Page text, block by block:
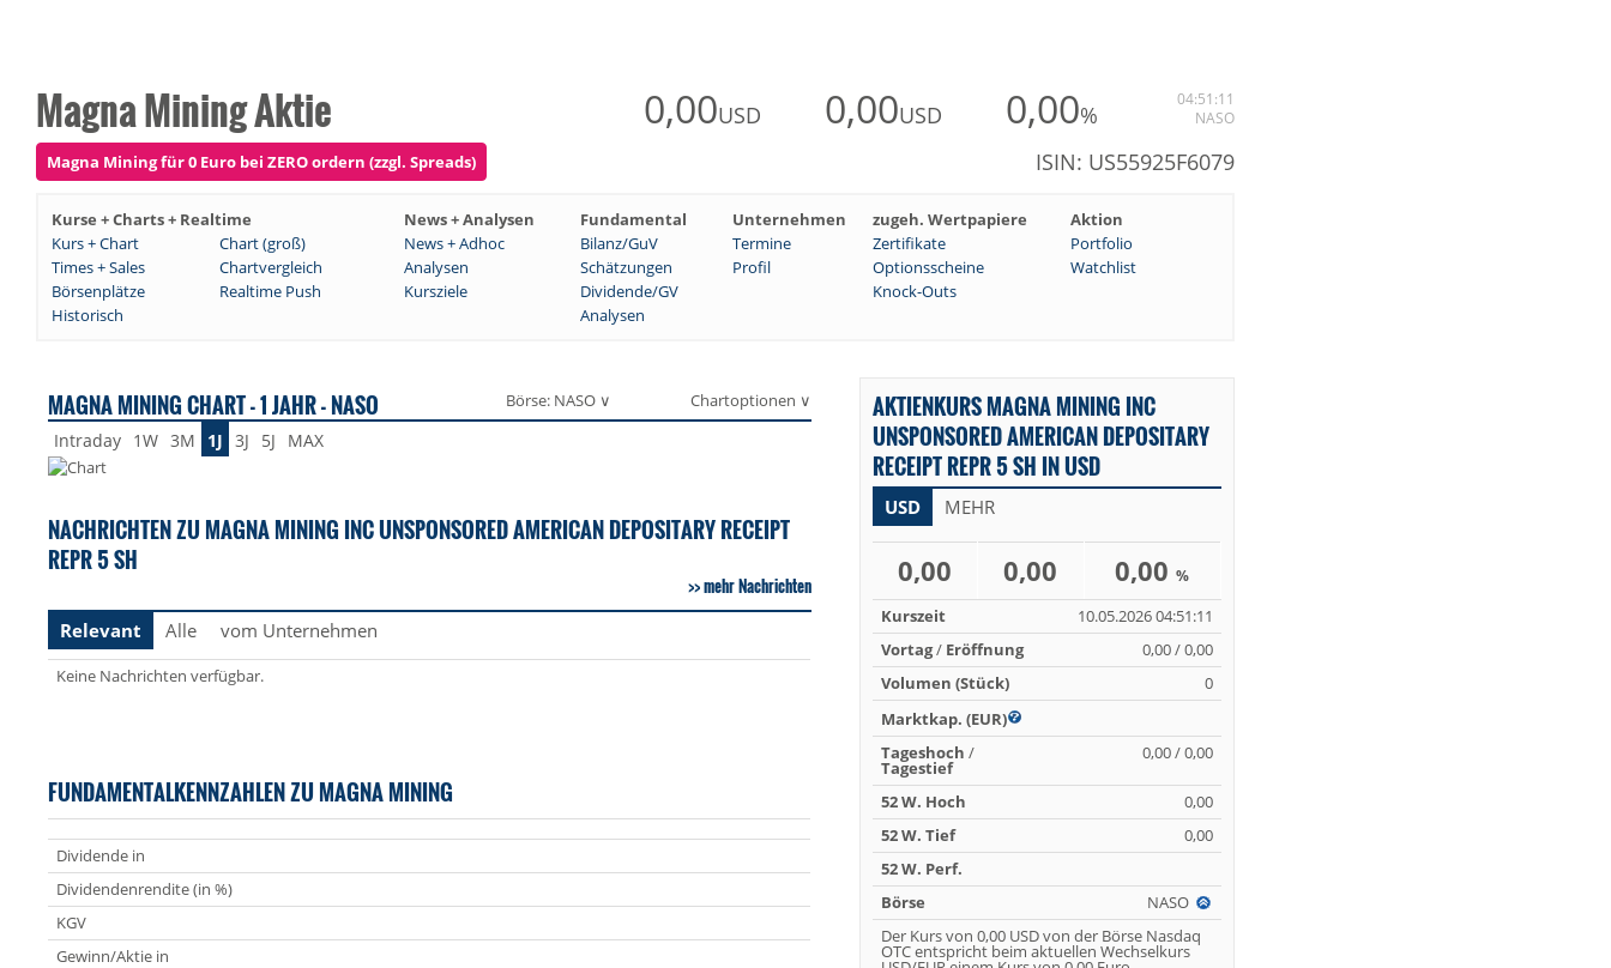
Magna Mining Aktie 0,00USD 0,00USD 0,00%
04:51:11
NASO
Magna Mining für 0 Euro bei ZERO ordern (zzgl. Spreads) ISIN: US55925F6079
Kurse + Charts + Realtime News + Analysen Fundamental Unternehmen zugeh. Wertpapiere
Aktion
Kurs + Chart
Chart (groß) News + Adhoc Bilanz/GuV Termine Zertifikate
Portfolio
Times + Sales
Chartvergleich Analysen Schätzungen Profil Optionsscheine
Watchlist
Börsenplätze
Realtime Push Kursziele Dividende/GV
Knock-Outs
Historisch
Analysen
MAGNA MINING CHART - 1 JAHR - NASO Börse: NASO ∨ Chartoptionen ∨
Intraday 1W 3M 1J 3J 5J MAX
NACHRICHTEN ZU MAGNA MINING INC UNSPONSORED AMERICAN DEPOSITARY RECEIPT
REPR 5 SH
mehr Nachrichten
Relevant
Alle vom Unternehmen
Keine Nachrichten verfügbar.
FUNDAMENTALKENNZAHLEN ZU MAGNA MINING
Dividende in
Dividendenrendite (in %)
KGV
Gewinn/Aktie in
AKTIENKURS MAGNA MINING INC
UNSPONSORED AMERICAN DEPOSITARY
RECEIPT REPR 5 SH IN USD
USD MEHR
0,00 0,00 0,00%
Kurszeit
10.05.2026 04:51:11
Vortag/ Eröffnung
0,00 / 0,00
Volumen (Stück)
0
Marktkap. (EUR)
Tageshoch /
Tagestief
0,00 / 0,00
52 W. Hoch
0,00
52 W. Tief
0,00
52 W. Perf.
Börse
NASO
Der Kurs von 0,00 USD von der Börse Nasdaq
OTC entspricht beim aktuellen Wechselkurs